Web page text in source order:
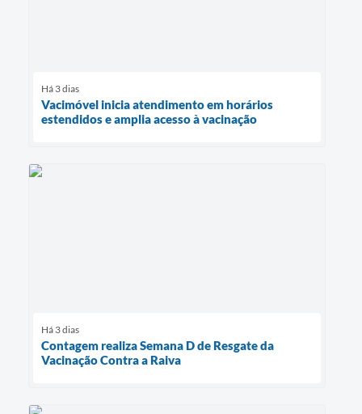
Há 3 dias
Vacimóvel inicia atendimento em horários
estendidos e amplia acesso à vacinação
Há 3 dias
Contagem realiza Semana D de Resgate da
Vacinação Contra a Raiva